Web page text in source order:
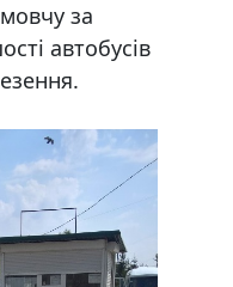
за
автобусів